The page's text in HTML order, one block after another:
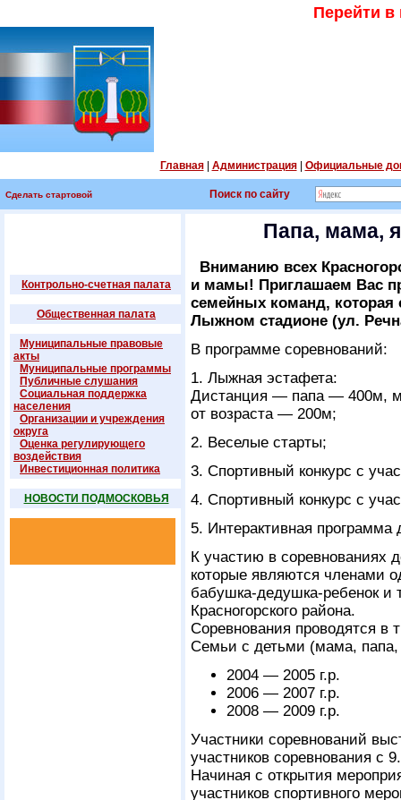
Перейти
Главная| Администрация| Официальные
Сделать стартовой Поиск по сайту
Контрольно-счетная палата
Общественная палата
Муниципальные правовые
акты
Муниципальные программы
Публичные слушания
Социальная поддержка
населения
Организации и учреждения
округа
Оценка регулирующего
воздействия
Инвестиционная политика
НОВОСТИ ПОДМОСКОВЬЯ
Папа, мама,
Вниманию всех
и мамы! Приглашаем Вас
семейных команд, которая
Лыжном стадионе (ул.
В программе соревнований:
1. Лыжная эстафета:
Дистанция — папа — 400м,
от возраста — 200м;
2. Веселые старты;
3. Спортивный конкурс с
4. Спортивный конкурс с
5. Интерактивная
К участию в соревнованиях
которые являются членами
бабушка-дедушка-ребенок и
Красногорского района.
Соревнования проводятся в
Семьи с детьми (мама,
2004 — 2005 г.р.
2006 — 2007 г.р.
2008 — 2009 г.р.
Участники соревнований
участников соревнования c
Начиная с открытия
участников спортивного